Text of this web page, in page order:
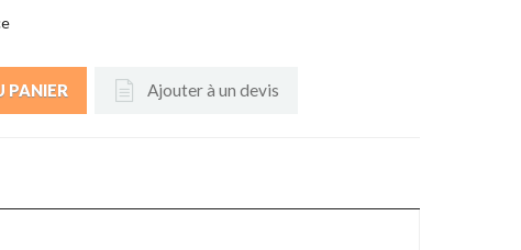
PANIER Ajouter à un devis